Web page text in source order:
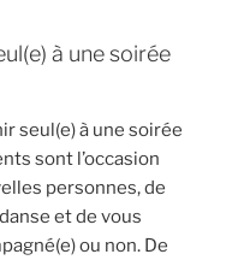
à une soirée
seul(e) à une soirée
sont l’occasion
personnes, de
et de vous
ou non. De